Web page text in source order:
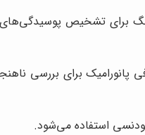
برای تشخیص
پانورامیک برای بررسی
استفاده می‌شود.